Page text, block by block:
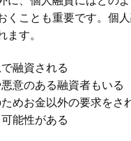
くことも重要です。個
ます。
融資される
意のある融資者もいる
めお金以外の要求をさ
能性がある